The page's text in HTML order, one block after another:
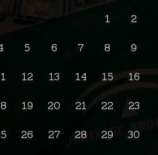
1 2
5 6 7 8 9
12 13 14 15 16
19 20 21 22 23
26 27 28 29 30